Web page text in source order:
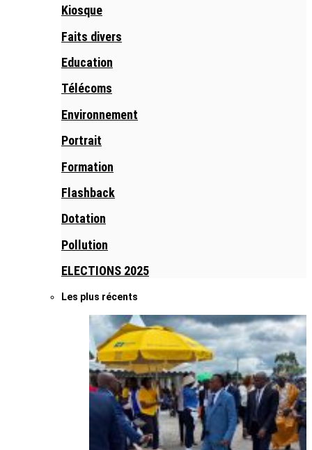
Kiosque
Faits divers
Education
Télécoms
Environnement
Portrait
Formation
Flashback
Dotation
Pollution
ELECTIONS 2025
Les plus récents